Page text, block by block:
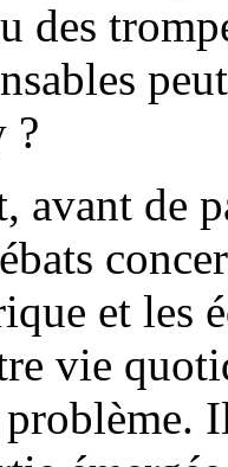
des
?
avant de
et les
vie